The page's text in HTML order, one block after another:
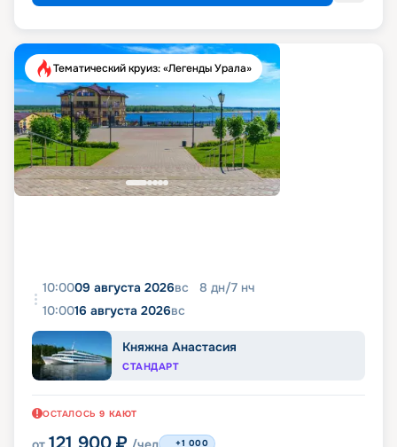
Тематический круиз: «Легенды Урала»
10:0009 августа 2026вс 8 дн/7 нч
10:0016 августа 2026вс
Княжна Анастасия
СТАНДАРТ
ОСТАЛОСЬ 9 КАЮТ
+1 000